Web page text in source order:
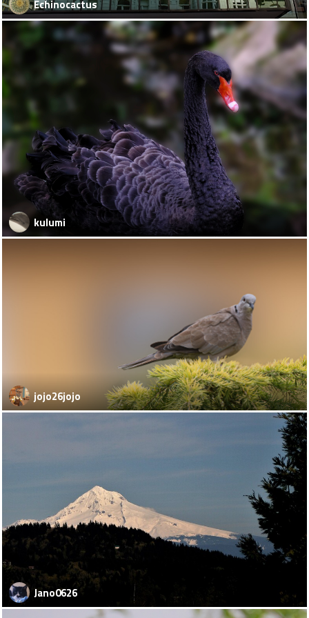
Echinocactus
kulumi
jojo26jojo
Jano0626